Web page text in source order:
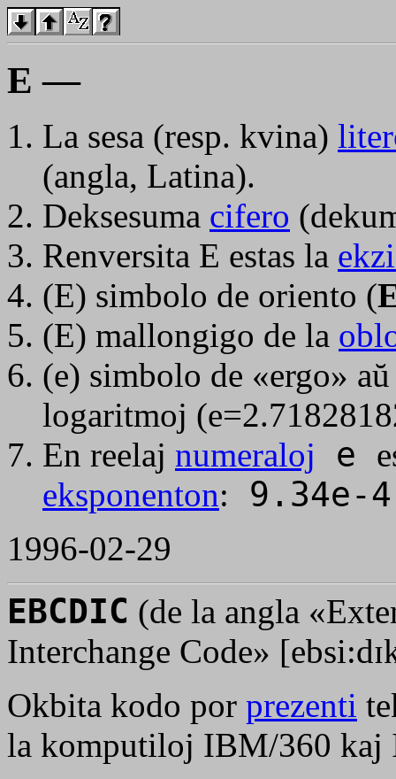
E —
La sesa (resp. kvina)
(angla, Latina).
Deksesuma cifero
Renversita E estas la
(E) simbolo de oriento (
(E) mallongigo de la
(e) simbolo de «ergo»
logaritmoj (
En reelaj numeraloj e
eksponenton: 9.34e-
1996-02-29
EBCDIC (de la angla
Interchange Code»
Okbita kodo por prezenti
la komputiloj IBM/360 kaj